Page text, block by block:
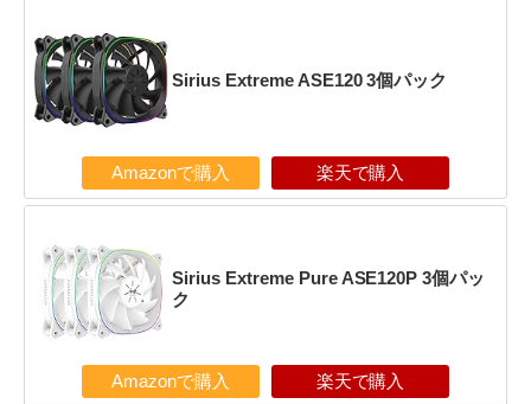
Sirius Extreme ASE120 3個パック
Amazonで購入 楽天で購入
Sirius Extreme Pure ASE120P 3個パッ
ク
Amazonで購入 楽天で購入